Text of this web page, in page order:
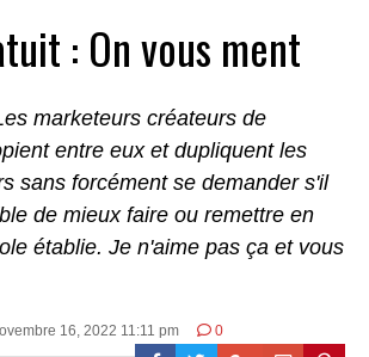
: On vous ment
marketeurs créateurs de
entre eux et dupliquent les
sans forcément se demander s'il
de mieux faire ou remettre en
établie. Je n'aime pas ça et vous
16, 2022 11:11 pm 0